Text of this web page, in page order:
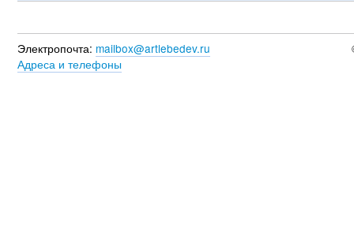
Электропочта: mailbox@artlebedev.ru
Адреса и телефоны